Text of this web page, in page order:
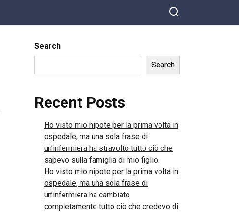
Search
Search
Recent Posts
Ho visto mio nipote per la prima volta in
ospedale, ma una sola frase di
un’infermiera ha stravolto tutto ciò che
sapevo sulla famiglia di mio figlio.
Ho visto mio nipote per la prima volta in
ospedale, ma una sola frase di
un’infermiera ha cambiato
completamente tutto ciò che credevo di